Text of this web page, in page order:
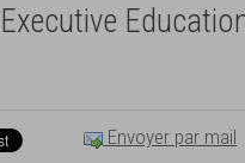
Envoyer par mail